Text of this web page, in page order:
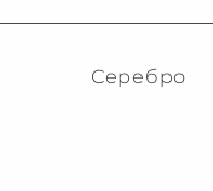
Серебро